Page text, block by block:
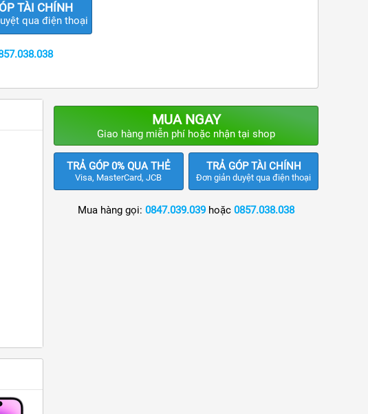
TÀI CHÍNH
qua điện thoại
MUA NGAY
Giao hàng miễn phí hoặc nhận tại shop
TRẢ GÓP 0% QUA THẺ
Visa, MasterCard, JCB
TRẢ GÓP TÀI CHÍNH
Đơn giản duyệt qua điện thoại
Mua hàng gọi: 0847.039.039 hoặc 0857.038.038